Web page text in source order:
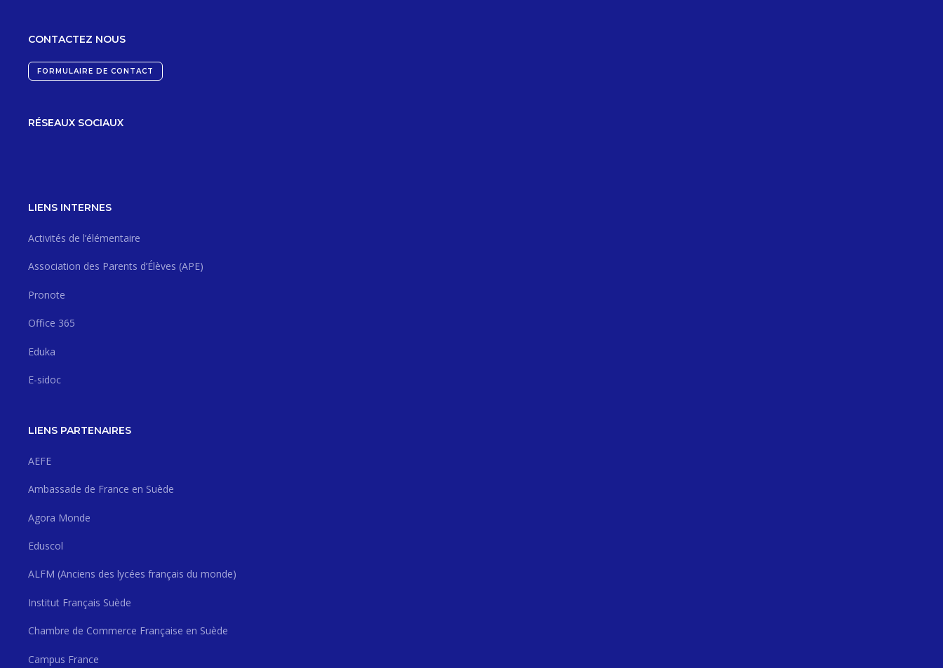
CONTACTEZ NOUS
FORMULAIRE DE CONTACT
RÉSEAUX SOCIAUX
LIENS INTERNES
Activités de l’élémentaire
Association des Parents d’Élèves (APE)
Pronote
Office 365
Eduka
E-sidoc
LIENS PARTENAIRES
AEFE
Ambassade de France en Suède
Agora Monde
Eduscol
ALFM (Anciens des lycées français du monde)
Institut Français Suède
Chambre de Commerce Française en Suède
Campus France